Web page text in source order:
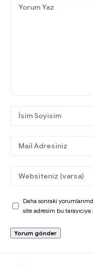
Daha sonraki
site adresim bu tarayıcıya